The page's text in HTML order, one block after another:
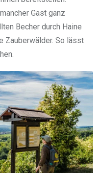
Gast ganz
Becher durch Haine
Zauberwälder. So lässt